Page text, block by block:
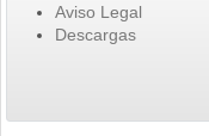
Aviso Legal
Descargas